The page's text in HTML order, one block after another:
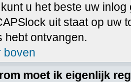
u het beste uw
uit staat op uw
hebt ontvangen.
boven
moet ik eigenlijk